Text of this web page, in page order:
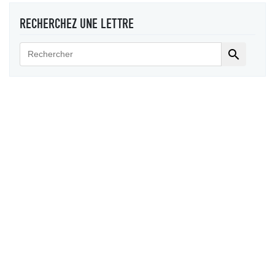
RECHERCHEZ UNE LETTRE
